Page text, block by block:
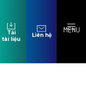
Tải
tài liệu
Liên hệ
MENU